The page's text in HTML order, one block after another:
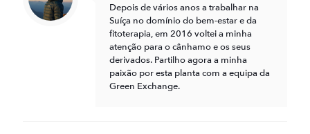
Depois de vários anos a trabalhar na
Suíça no domínio do bem-estar e da
fitoterapia, em 2016 voltei a minha
atenção para o cânhamo e os seus
derivados. Partilho agora a minha
paixão por esta planta com a equipa da
Green Exchange.